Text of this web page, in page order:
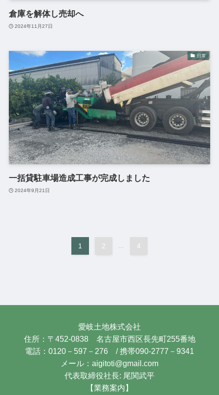
倉庫を解体し売却へ
2024年11月27日
日常
一括貸駐車場造成工事が完成しました
2024年9月21日
1 2 ... 4
愛岐土地株式会社
住所：〒452-0838 名古屋市西区長先町255番地
電話：0120－597－276 / 携帯090-2777－9341
メール：aigitoti@gmail.com
代表取締役社長: 尾関武平
【業務案内】